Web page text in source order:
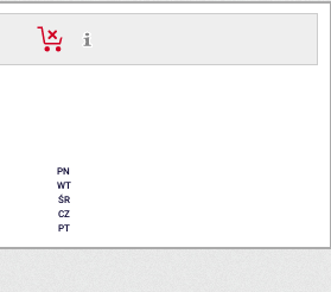
PN
WT
ŚR
CZ
PT